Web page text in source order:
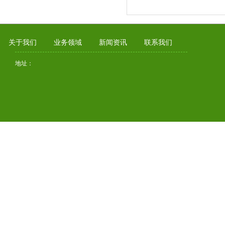
关于我们 业务领域 新闻资讯 联系我们
地址：